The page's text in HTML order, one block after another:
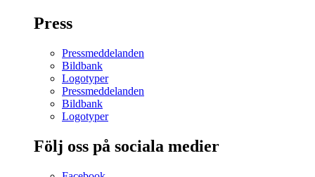
Press
Pressmeddelanden
Bildbank
Logotyper
Pressmeddelanden
Bildbank
Logotyper
Följ oss på sociala medier